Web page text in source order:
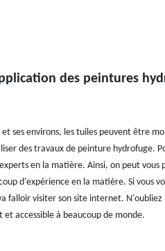
des peintures
ses environs, les tuiles peuvent être
des travaux de peinture hydrofuge.
en la matière. Ainsi, on peut vous
d'expérience en la matière. Si vous
falloir visiter son site internet. N'oubliez
accessible à beaucoup de monde.